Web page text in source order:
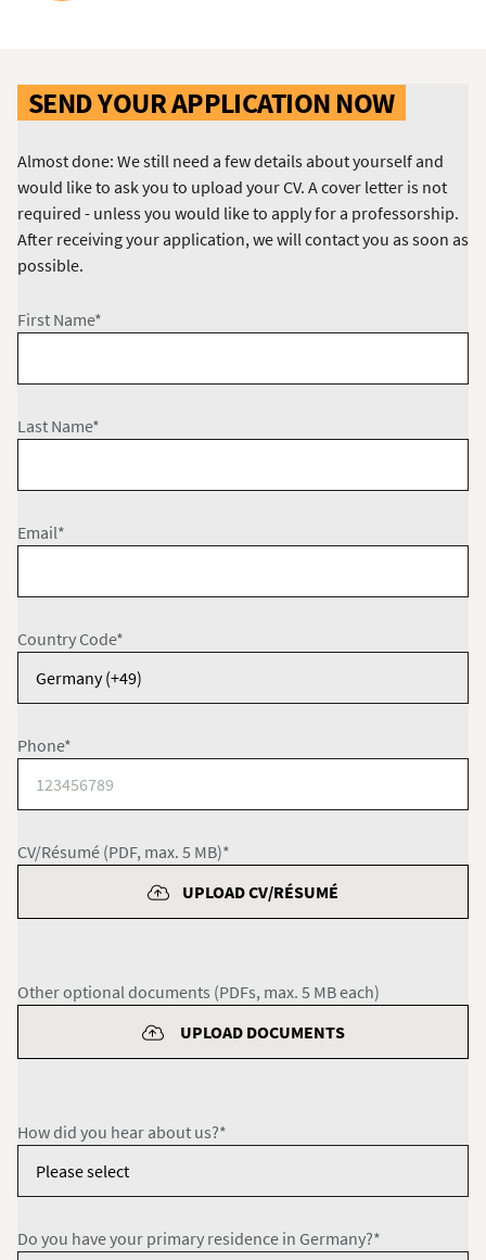
SEND YOUR APPLICATION NOW
Almost done: We still need a few details about yourself and
would like to ask you to upload your CV. A cover letter is not
required - unless you would like to apply for a professorship.
After receiving your application, we will contact you as soon as
possible.
First Name*
Last Name*
Email*
Country Code*
Phone*
CV/Résumé (PDF, max. 5 MB)*
UPLOAD CV/RÉSUMÉ
Other optional documents (PDFs, max. 5 MB each)
UPLOAD DOCUMENTS
How did you hear about us?*
Do you have your primary residence in Germany?*